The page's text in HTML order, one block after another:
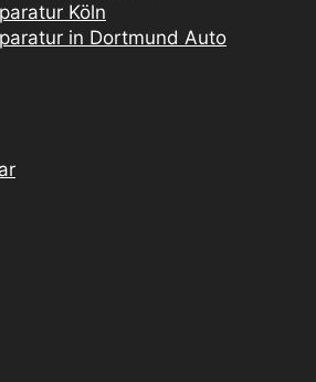
Köln
in Dortmund Auto